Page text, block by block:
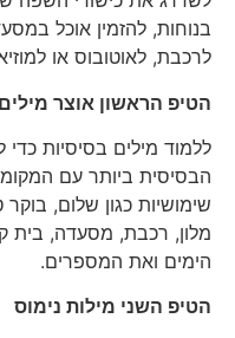
בנוחות, להזמין אוכל
לרכבת, לאוטובוס או
הטיפ הראשון אוצר מילים
ללמוד מילים בסיסיות כדי
הבסיסית ביותר עם
שימושיות כגון שלום, בוקר
מלון, רכבת, מסעדה, בית
הימים ואת המספרים.
הטיפ השני מילות נימוס